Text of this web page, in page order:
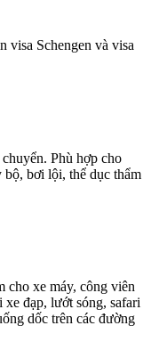
visa Schengen và visa
Phù hợp cho
bơi lội, thể dục thẩm
cho xe máy, công viên
đạp, lướt sóng, safari
dốc trên các đường